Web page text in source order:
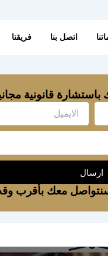
اتصل بنا فريقنا
قانونية
Email
ارسال
معك بأقرب